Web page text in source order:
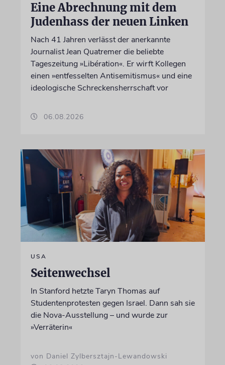
Eine Abrechnung mit dem
Judenhass der neuen Linken
Nach 41 Jahren verlässt der anerkannte
Journalist Jean Quatremer die beliebte
Tageszeitung »Libération«. Er wirft Kollegen
einen »entfesselten Antisemitismus« und eine
ideologische Schreckensherrschaft vor
06.08.2026
USA
Seitenwechsel
In Stanford hetzte Taryn Thomas auf
Studentenprotesten gegen Israel. Dann sah sie
die Nova-Ausstellung – und wurde zur
»Verräterin«
von Daniel Zylbersztajn-Lewandowski